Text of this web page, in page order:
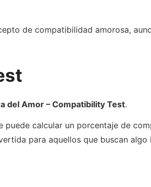
de compatibilidad amorosa,
del Amor – Compatibility Test.
calcular un porcentaje de
para aquellos que buscan algo